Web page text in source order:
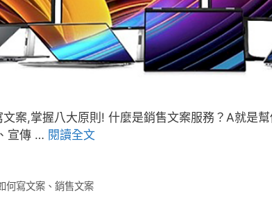
案,掌握八大原則! 什麼是銷售文案服務？A就是
宣傳 … 閱讀全文
何寫文案、 銷售文案